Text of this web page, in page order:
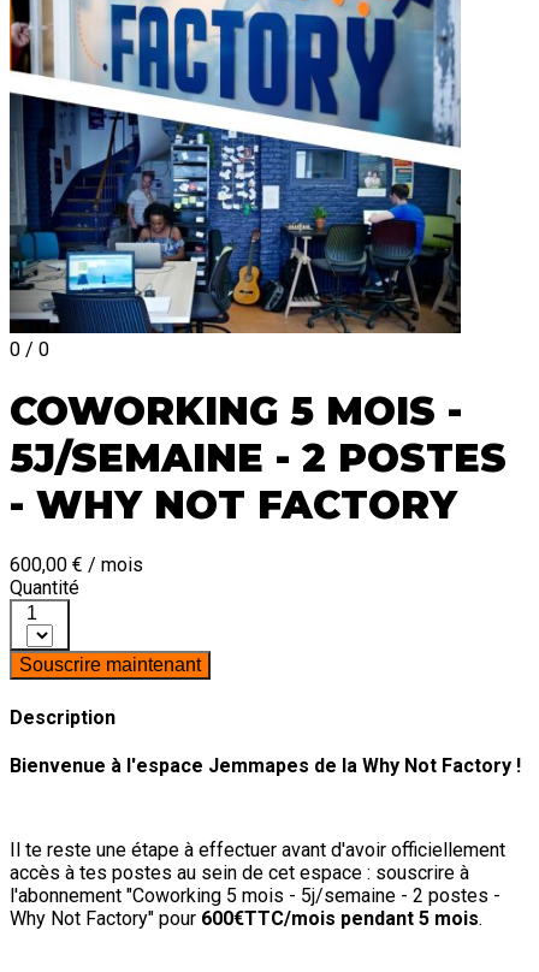
0 / 0
COWORKING 5 MOIS -
5J/SEMAINE - 2 POSTES
- WHY NOT FACTORY
600,00 € / mois
Quantité
1
Souscrire maintenant
Description
Bienvenue à l'espace Jemmapes de la Why Not Factory !
Il te reste une étape à effectuer avant d'avoir officiellement
accès à tes postes au sein de cet espace : souscrire à
l'abonnement "Coworking 5 mois - 5j/semaine - 2 postes -
Why Not Factory" pour 600€TTC/mois pendant 5 mois.